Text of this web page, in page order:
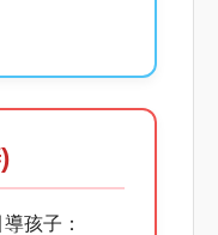
孩子：